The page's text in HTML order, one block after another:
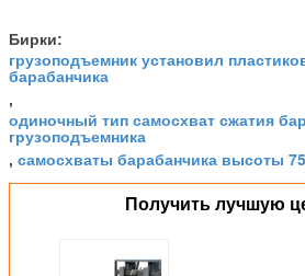
Бирки:
грузоподъемник установил
барабанчика
,
одиночный тип самосхват сжатия
грузоподъемника
, самосхваты барабанчика высоты
Получить лучшую